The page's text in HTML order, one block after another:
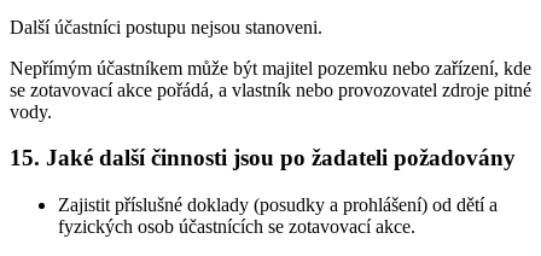
Další účastníci postupu nejsou stanoveni.
Nepřímým účastníkem může být majitel pozemku nebo zařízení, kde
se zotavovací akce pořádá, a vlastník nebo provozovatel zdroje pitné
vody.
15. Jaké další činnosti jsou po žadateli požadovány
Zajistit příslušné doklady (posudky a prohlášení) od dětí a
fyzických osob účastnících se zotavovací akce.